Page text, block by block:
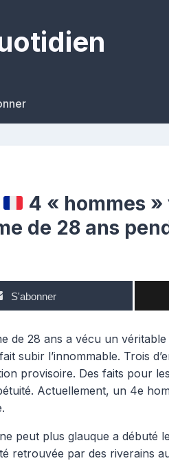
4 « hommes
de 28 ans
S'abonner
de 28 ans a vécu un
subir l’innommable. Trois
provisoire. Des faits pour
Actuellement, un 4e
peut plus glauque a débuté
retrouvée par des riverains